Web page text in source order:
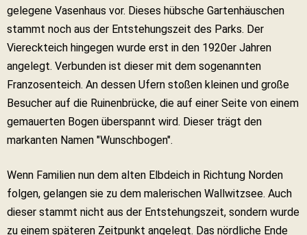
gelegene Vasenhaus vor. Dieses hübsche Gartenhäuschen
stammt noch aus der Entstehungszeit des Parks. Der
Viereckteich hingegen wurde erst in den 1920er Jahren
angelegt. Verbunden ist dieser mit dem sogenannten
Franzosenteich. An dessen Ufern stoßen kleinen und große
Besucher auf die Ruinenbrücke, die auf einer Seite von einem
gemauerten Bogen überspannt wird. Dieser trägt den
markanten Namen "Wunschbogen".
Wenn Familien nun dem alten Elbdeich in Richtung Norden
folgen, gelangen sie zu dem malerischen Wallwitzsee. Auch
dieser stammt nicht aus der Entstehungszeit, sondern wurde
zu einem späteren Zeitpunkt angelegt. Das nördliche Ende